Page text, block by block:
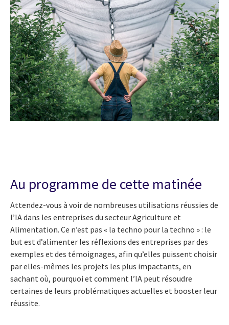
Au programme de cette matinée
Attendez-vous à voir de nombreuses utilisations réussies de
l’IA dans les entreprises du secteur Agriculture et
Alimentation. Ce n’est pas « la techno pour la techno » : le
but est d’alimenter les réflexions des entreprises par des
exemples et des témoignages, afin qu’elles puissent choisir
par elles-mêmes les projets les plus impactants, en
sachant où, pourquoi et comment l’IA peut résoudre
certaines de leurs problématiques actuelles et booster leur
réussite.